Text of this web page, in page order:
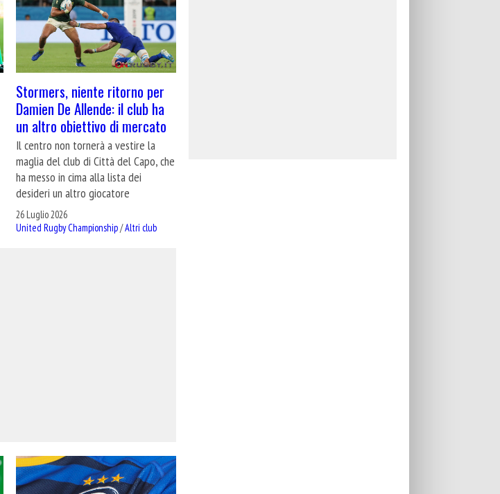
Stormers, niente ritorno per
Damien De Allende: il club ha
un altro obiettivo di mercato
Il centro non tornerà a vestire la
maglia del club di Città del Capo, che
ha messo in cima alla lista dei
desideri un altro giocatore
26 Luglio 2026
United Rugby Championship/Altri club